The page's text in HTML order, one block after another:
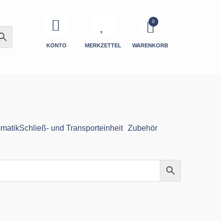
KONTO
MERKZETTEL WARENKORB
Schließ- und Transporteinheit
Zubehör